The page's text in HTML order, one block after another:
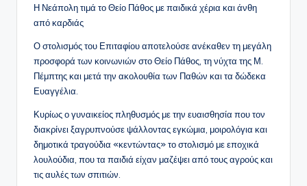
Η Νεάπολη τιμά το Θείο Πάθος με παιδικά χέρια και άνθη
από καρδιάς
Ο στολισμός του Επιταφίου αποτελούσε ανέκαθεν τη μεγάλη
προσφορά των κοινωνιών στο Θείο Πάθος, τη νύχτα της Μ.
Πέμπτης και μετά την ακολουθία των Παθών και τα δώδεκα
Ευαγγέλια.
Κυρίως ο γυναικείος πληθυσμός με την ευαισθησία που τον
διακρίνει ξαγρυπνούσε ψάλλοντας εγκώμια, μοιρολόγια και
δημοτικά τραγούδια «κεντώντας» το στολισμό με εποχικά
λουλούδια, που τα παιδιά είχαν μαζέψει από τους αγρούς και
τις αυλές των σπιτιών.